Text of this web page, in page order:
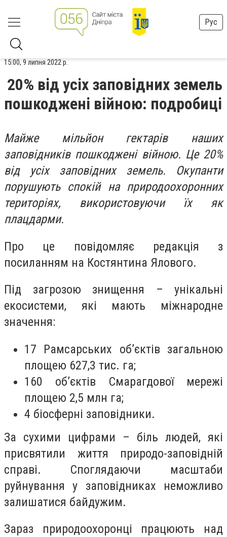
Рус
15:00, 9 липня 2022 р.
20% від усіх заповідних земель
пошкоджені війною: подробиці
Майже мільйон гектарів наших
заповідників пошкоджені війною. Це 20%
від усіх заповідних земель. Окупанти
порушують спокій на природоохоронних
територіях, використовуючи їх як
плацдарми.
Про це повідомляє редакція з
посиланням на Костянтина Ялового.
Під загрозою знищення – унікальні
екосистеми, які мають міжнародне
значення:
17 Рамсарських об’єктів загальною
площею 627,3 тис. га;
160 об’єктів Смарагдової мережі
площею 2,5 млн га;
4 біосферні заповідники.
За сухими цифрами – біль людей, які
присвятили життя природо-заповідній
справі. Споглядаючи масштаби
руйнування у заповідниках неможливо
залишатися байдужим.
Зараз природоохоронці працюють над